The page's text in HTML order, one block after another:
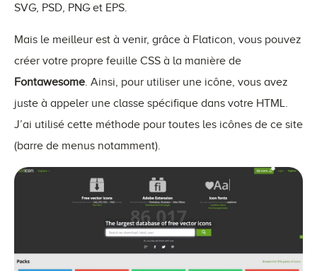
SVG, PSD, PNG et EPS.
Mais le meilleur est à venir, grâce à Flaticon, vous pouvez
créer votre propre feuille CSS à la manière de
Fontawesome. Ainsi, pour utiliser une icône, vous avez
juste à appeler une classe spécifique dans votre HTML.
J’ai utilisé cette méthode pour toutes les icônes de ce site
(barre de menus notamment).